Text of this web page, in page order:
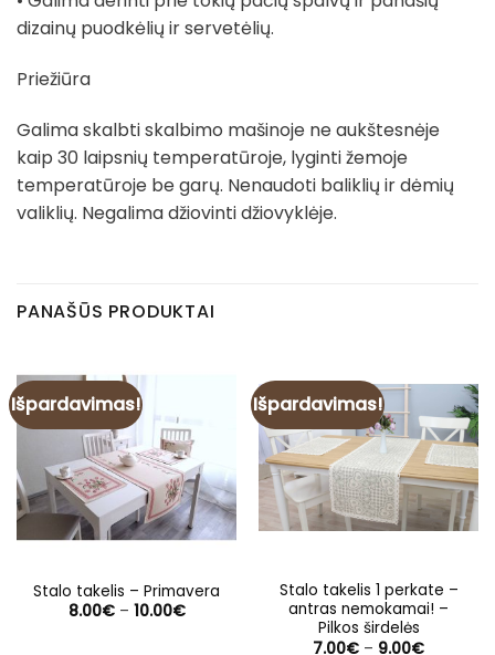
dizainų puodkėlių ir servetėlių.
Priežiūra
Galima skalbti skalbimo mašinoje ne aukštesnėje
kaip 30 laipsnių temperatūroje, lyginti žemoje
temperatūroje be garų. Nenaudoti baliklių ir dėmių
valiklių. Negalima džiovinti džiovyklėje.
PANAŠŪS PRODUKTAI
Išpardavimas!
Stalo takelis – Primavera
8.00€ – 10.00€Price
Išpardavimas!
Stalo takelis 1 perkate –
antras nemokamai! –
Pilkos širdelės
7.00€ – 9.00€Price